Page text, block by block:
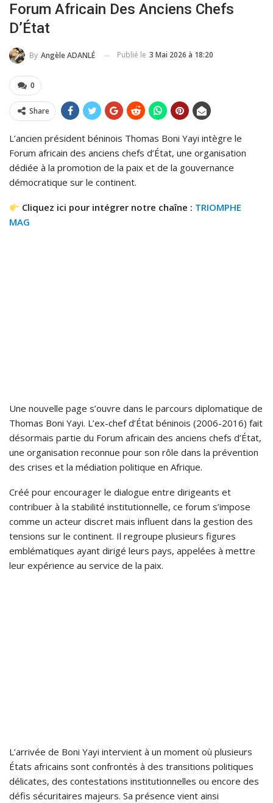
Forum Africain Des Anciens Chefs
D’État
By Angèle ADANLÉ Publié le 3 Mai 2026 à 18:20
0
Share
L’ancien président béninois Thomas Boni Yayi intègre le
Forum africain des anciens chefs d’État, une organisation
dédiée à la promotion de la paix et de la gouvernance
démocratique sur le continent.
Cliquez ici pour intégrer notre chaîne : TRIOMPHE
MAG
Une nouvelle page s’ouvre dans le parcours diplomatique de
Thomas Boni Yayi. L’ex-chef d’État béninois (2006-2016) fait
désormais partie du Forum africain des anciens chefs d’État,
une organisation reconnue pour son rôle dans la prévention
des crises et la médiation politique en Afrique.
Créé pour encourager le dialogue entre dirigeants et
contribuer à la stabilité institutionnelle, ce forum s’impose
comme un acteur discret mais influent dans la gestion des
tensions sur le continent. Il regroupe plusieurs figures
emblématiques ayant dirigé leurs pays, appelées à mettre
leur expérience au service de la paix.
L’arrivée de Boni Yayi intervient à un moment où plusieurs
États africains sont confrontés à des transitions politiques
délicates, des contestations institutionnelles ou encore des
défis sécuritaires majeurs. Sa présence vient ainsi